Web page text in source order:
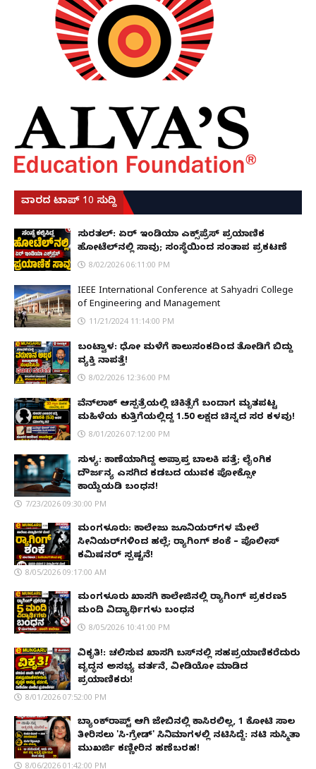
ವಾರದ ಟಾಪ್ 10 ಸುದ್ದಿ
ಸುರತ್ಕಲ್: ಏರ್ ಇಂಡಿಯಾ ಎಕ್ಸ್‌ಪ್ರೆಸ್ ಪ್ರಯಾಣಿಕ
ಹೋಟೆಲ್‌ನಲ್ಲಿ ಸಾವು; ಸಂಸ್ಥೆಯಿಂದ ಸಂತಾಪ ಪ್ರಕಟಣೆ
8/02/2026 06:11:00 PM
IEEE International Conference at Sahyadri College
of Engineering and Management
11/21/2024 11:14:00 PM
ಬಂಟ್ವಾಳ: ಧೋ ಮಳೆಗೆ ಕಾಲುಸಂಕದಿಂದ ತೋಡಿಗೆ ಬಿದ್ದು
ವ್ಯಕ್ತಿ ನಾಪತ್ತೆ!
8/02/2026 12:36:00 PM
ವೆನ್‌ಲಾಕ್ ಆಸ್ಪತ್ರೆಯಲ್ಲಿ ಚಿಕಿತ್ಸೆಗೆ ಬಂದಾಗ ಮೃತಪಟ್ಟ
ಮಹಿಳೆಯ ಕುತ್ತಿಗೆಯಲ್ಲಿದ್ದ ₹1.50 ಲಕ್ಷದ ಚಿನ್ನದ ಸರ ಕಳವು!
8/01/2026 07:12:00 PM
ಸುಳ್ಯ: ಕಾಣೆಯಾಗಿದ್ದ ಅಪ್ರಾಪ್ತ ಬಾಲಕಿ ಪತ್ತೆ; ಲೈಂಗಿಕ
ದೌರ್ಜನ್ಯ ಎಸಗಿದ ಕಡಬದ ಯುವಕ ಪೋಕ್ಸೋ
ಕಾಯ್ದೆಯಡಿ ಬಂಧನ!
7/23/2026 09:30:00 PM
ಮಂಗಳೂರು: ಕಾಲೇಜು ಜೂನಿಯರ್‌ಗಳ ಮೇಲೆ
ಸೀನಿಯರ್‌ಗಳಿಂದ ಹಲ್ಲೆ; ರ‌್ಯಾಗಿಂಗ್ ಶಂಕೆ – ಪೊಲೀಸ್
ಕಮಿಷನರ್ ಸ್ಪಷ್ಟನೆ!
8/05/2026 09:17:00 AM
ಮಂಗಳೂರು ಖಾಸಗಿ ಕಾಲೇಜಿನಲ್ಲಿ ರ‌್ಯಾಗಿಂಗ್ ಪ್ರಕರಣ5
ಮಂದಿ ವಿದ್ಯಾರ್ಥಿಗಳು ಬಂಧನ
8/05/2026 10:41:00 PM
ವಿಕೃತಿ!: ಚಲಿಸುವ ಖಾಸಗಿ ಬಸ್‌ನಲ್ಲಿ ಸಹಪ್ರಯಾಣಿಕರೆದುರು
ವೃದ್ಧನ ಅಸಭ್ಯ ವರ್ತನೆ, ವೀಡಿಯೋ ಮಾಡಿದ
ಪ್ರಯಾಣಿಕರು!
8/01/2026 07:52:00 PM
ಬ್ಯಾಂಕ್‌ರಾಪ್ಟ್‌ ಆಗಿ ಜೇಬಿನಲ್ಲಿ ಕಾಸಿರಲಿಲ್ಲ, ₹1 ಕೋಟಿ ಸಾಲ
ತೀರಿಸಲು 'ಸಿ-ಗ್ರೇಡ್' ಸಿನಿಮಾಗಳಲ್ಲಿ ನಟಿಸಿದ್ದೆ: ನಟಿ ಸುಸ್ಮಿತಾ
ಮುಖರ್ಜಿ ಕಣ್ಣೀರಿನ ಹಣೆಬರಹ!
8/06/2026 01:42:00 PM